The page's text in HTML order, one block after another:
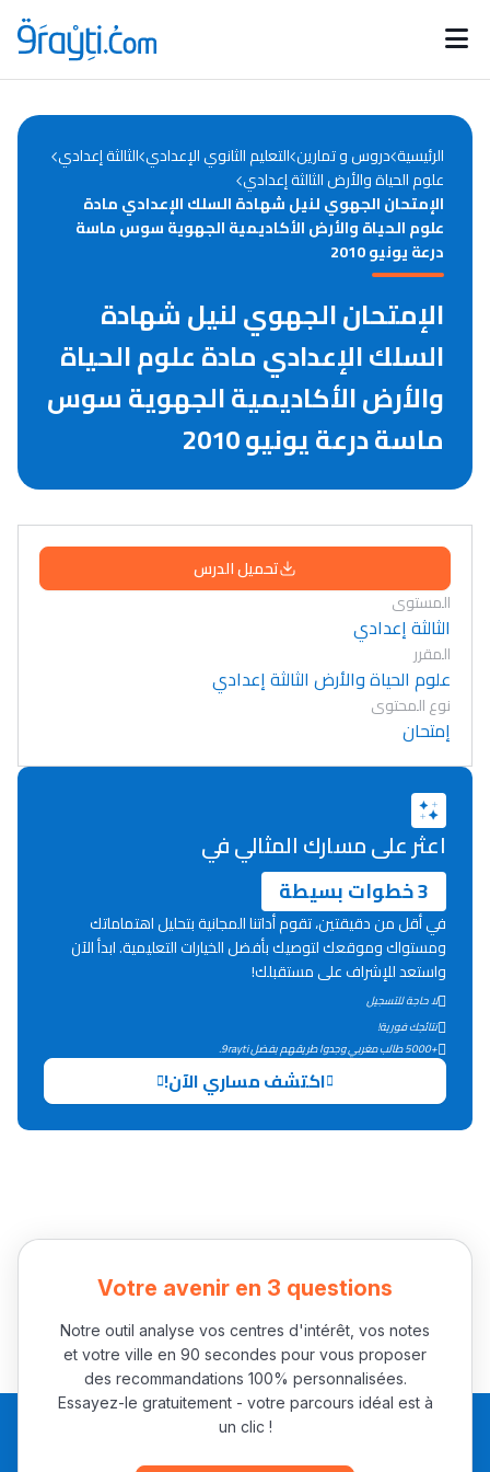
Catégories
d'actualités
Annonces bourses
Lycée Maroc
Collège au Maroc
التعليم الثانوي الإعدادي
Interviews/Vidéos
دليل المهن
الرئيسية دروس و تمارين التعليم الثانوي الإعدادي الثالثة إعدادي
علوم الحياة والأرض الثالثة إعدادي
الإمتحان الجهوي لنيل شهادة السلك الإعدادي مادة
علوم الحياة والأرض الأكاديمية الجهوية سوس ماسة
درعة يونيو 2010
الإمتحان الجهوي لنيل شهادة
السلك الإعدادي مادة علوم الحياة
والأرض الأكاديمية الجهوية سوس
ماسة درعة يونيو 2010
تحميل الدرس
المستوى
الثالثة إعدادي
المقرر
علوم الحياة والأرض الثالثة إعدادي
نوع المحتوى
إمتحان
اعثر على مسارك المثالي في
3 خطوات بسيطة
في أقل من دقيقتين، تقوم أداتنا المجانية بتحليل اهتماماتك
ومستواك وموقعك لتوصيك بأفضل الخيارات التعليمية. ابدأ الآن
واستعد للإشراف على مستقبلك!
لا حاجة للتسجيل
نتائجك فورية!
+5000 طالب مغربي وجدوا طريقهم بفضل 9rayti.
اكتشف مساري الآن!
Votre avenir en 3 questions
Notre outil analyse vos centres d'intérêt, vos notes
et votre ville en 90 secondes pour vous proposer
des recommandations 100% personnalisées.
Essayez-le gratuitement - votre parcours idéal est à
un clic !